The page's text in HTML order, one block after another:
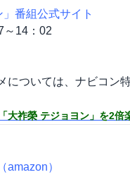
番組公式サイト
14：02
ついては、ナビコン
「大祚榮 テジョヨン」を2倍
）